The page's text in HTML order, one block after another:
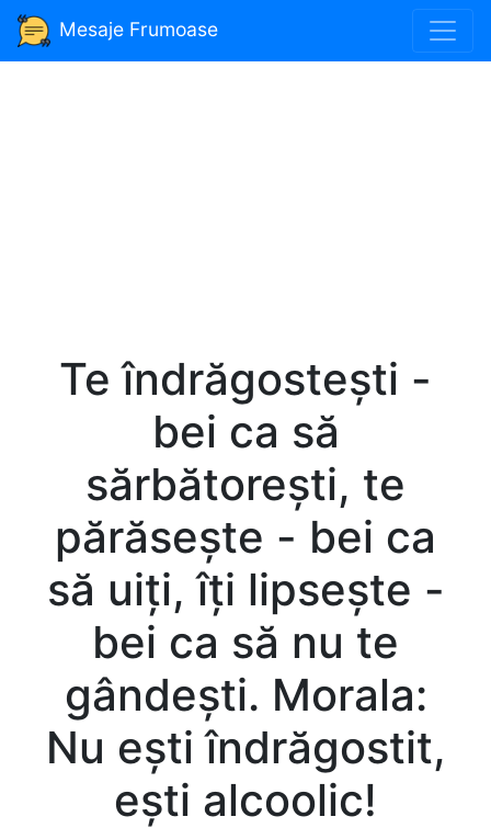
Mesaje Frumoase
Te îndrăgostești -
bei ca să
sărbătorești, te
părăsește - bei ca
să uiți, îți lipsește -
bei ca să nu te
gândești. Morala:
Nu ești îndrăgostit,
ești alcoolic!